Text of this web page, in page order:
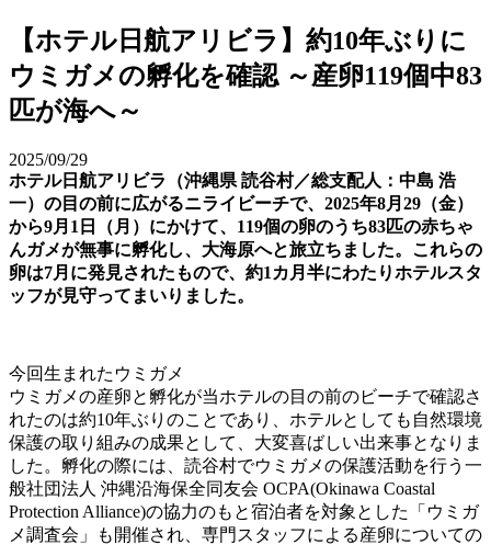
【ホテル日航アリビラ】約10年ぶりに
ウミガメの孵化を確認 ～産卵119個中83
匹が海へ～
2025/09/29
ホテル日航アリビラ（沖縄県 読谷村／総支配人：中島 浩
一）の目の前に広がるニライビーチで、2025年8月29（金）
から9月1日（月）にかけて、119個の卵のうち83匹の赤ちゃ
んガメが無事に孵化し、大海原へと旅立ちました。これらの
卵は7月に発見されたもので、約1カ月半にわたりホテルスタ
ッフが見守ってまいりました。
今回生まれたウミガメ
ウミガメの産卵と孵化が当ホテルの目の前のビーチで確認さ
れたのは約10年ぶりのことであり、ホテルとしても自然環境
保護の取り組みの成果として、大変喜ばしい出来事となりま
した。孵化の際には、読谷村でウミガメの保護活動を行う一
般社団法人 沖縄沿海保全同友会 OCPA(Okinawa Coastal
Protection Alliance)の協力のもと宿泊者を対象とした「ウミガ
メ調査会」も開催され、専門スタッフによる産卵についての